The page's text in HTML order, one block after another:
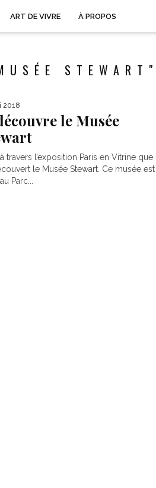
ART DE VIVRE À PROPOS
STEWART"
2018
le Musée
à travers l’exposition Paris en Vitrine que
le Musée Stewart. Ce musée est
Parc...